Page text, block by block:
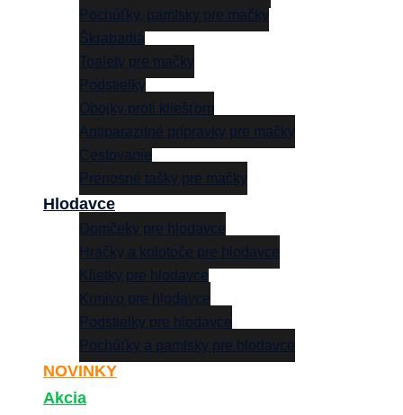
Pochúťky, pamlsky pre mačky
Škrabadlá
Toalety pre mačky
Podstielky
Obojky proti kliešťom
Antiparazitné prípravky pre mačky
Cestovanie
Prenosné tašky pre mačky
Hlodavce
Domčeky pre hlodavce
Hračky a kolotoče pre hlodavce
Klietky pre hlodavce
Krmivo pre hlodavce
Podstielky pre hlodavce
Pochúťky a pamlsky pre hlodavce
NOVINKY
Akcia